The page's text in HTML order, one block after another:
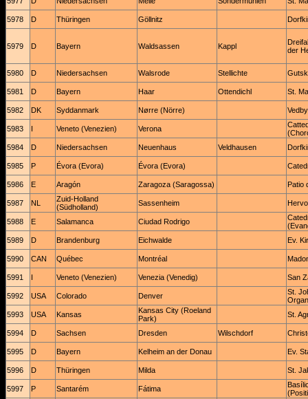
5978 D Thüringen Göllnitz
5979 D Bayern Waldsassen Kappl
der
5980 D Niedersachsen Walsrode Stellichte
5981 D Bayern Haar Ottendichl St.
5982 DK Syddanmark Nørre (Nörre)
5983 I Veneto (Venezien) Verona
5984
D Niedersachsen Neuenhaus Veldhausen
5985 P Évora (Evora) Évora (Evora)
5986 E Aragón Zaragoza (Saragossa) Patio
5987 NL
Zuid-Holland
(Südholland)
Sassenheim
5988 E Salamanca Ciudad Rodrigo
5989
D Brandenburg Eichwalde Ev.
5990 CAN Québec Montréal
5991 I Veneto (Venezien) Venezia (Venedig) San
5992 USA Colorado Denver
St.
5993
USA Kansas
Kansas City (Roeland
Park)
St.
5994 D Sachsen Dresden Wilschdorf
5995 D Bayern Kelheim an der Donau Ev.
5996 D Thüringen Milda St.
5997 P Santarém Fátima